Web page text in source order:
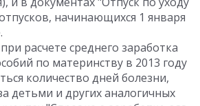
начинающихся 1 января
расчете среднего заработка
по материнству в 2013 году
количество дней болезни,
детьми и других аналогичных